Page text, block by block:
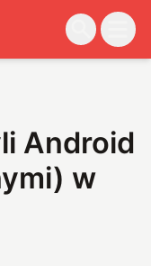
Android
w